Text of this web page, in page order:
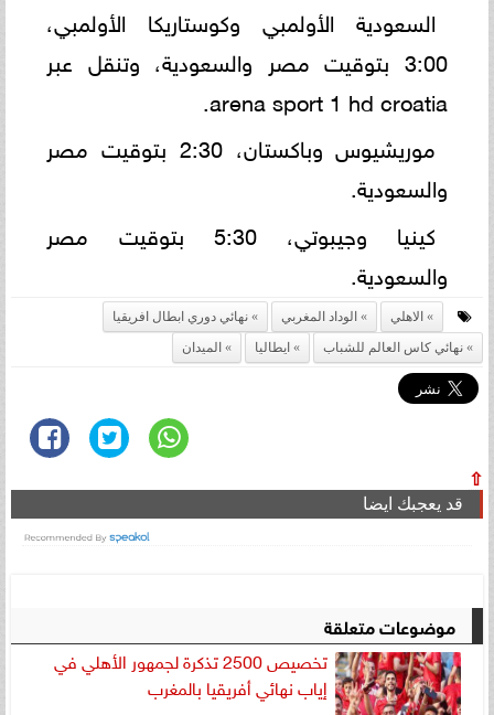
السعودية الأولمبي وكوستاريكا الأولمبي،
3:00 بتوقيت مصر والسعودية، وتنقل عبر
arena sport 1 hd croatia.
موريشيوس وباكستان، 2:30 بتوقيت مصر
والسعودية.
كينيا وجيبوتي، 5:30 بتوقيت مصر
والسعودية.
الاهلي الوداد المغربي
نهائي دوري ابطال افريقيا
نهائي كاس العالم للشباب
ايطاليا الميدان
⇧
قد يعجبك ايضا
موضوعات متعلقة
تخصيص 2500 تذكرة لجمهور الأهلي في
إياب نهائي أفريقيا بالمغرب